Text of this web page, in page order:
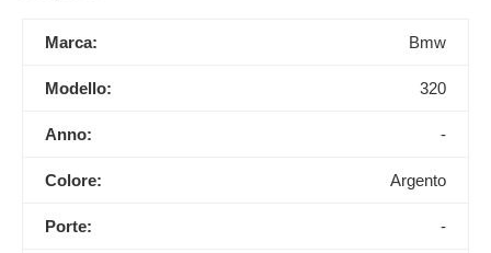
Marca: Bmw
Modello: 320
Anno: -
Colore: Argento
Porte: -